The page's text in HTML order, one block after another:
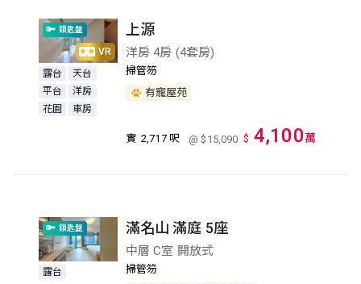
VR
鎖匙盤
露台
天台
平台
洋房
花園
車房
上源
洋房 4房 (4套房)
掃管笏
有寵屋苑
實 2,717 呎 @ $15,090 $ 4,100萬
鎖匙盤
露台
滿名山 滿庭 5座
中層 C室 開放式
掃管笏